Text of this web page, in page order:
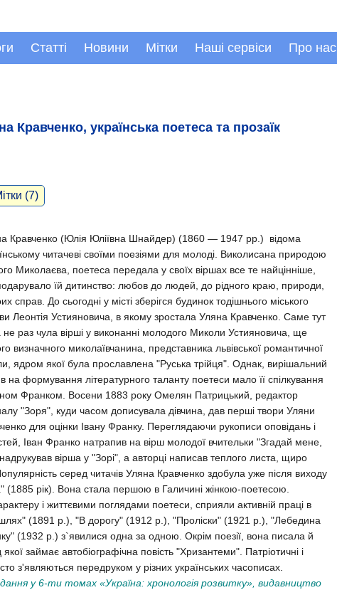
Статті Новини Мітки Наші сервіси Про нас
Кравченко, українська поетеса та прозаїк
(7)
Кравченко (Юлія Юліївна Шнайдер) (1860 — 1947 рр.) відома
читачеві своїми поезіями для молоді. Виколисана природою
Миколаєва, поетеса передала у своїх віршах все те найцінніше,
їй дитинство: любов до людей, до рідного краю, природи,
справ. До сьогодні у місті зберігся будинок тодішнього міського
Леонтія Устияновича, в якому зростала Уляна Кравченко. Саме тут
не раз чула вірші у виконанні молодого Миколи Устияновича, ще
визначного миколаївчанина, представника львівської романтичної
ядром якої була прославлена "Руська трійця". Однак, вирішальний
на формування літературного таланту поетеси мало її спілкування
Франком. Восени 1883 року Омелян Патрицький, редактор
"Зоря", куди часом дописувала дівчина, дав перші твори Уляни
для оцінки Івану Франку. Переглядаючи рукописи оповідань і
Іван Франко натрапив на вірш молодої вчительки "Згадай мене,
вірша у "Зорі", а авторці написав теплого листа, щиро
серед читачів Уляна Кравченко здобула уже після виходу
(1885 рік). Вона стала першою в Галичині жінкою-поетесою.
і життєвими поглядами поетеси, сприяли активній праці в
шлях" (1891 р.), "В дорогу" (1912 р.), "Проліски" (1921 р.), "Лебедина
(1932 р.) з`явилися одна за одною. Окрім поезії, вона писала й
займає автобіографічна повість "Хризантеми". Патріотичні і
з'являються передруком у різних українських часописах.
у 6-ти томах «Україна: хронологія розвитку», видавництво